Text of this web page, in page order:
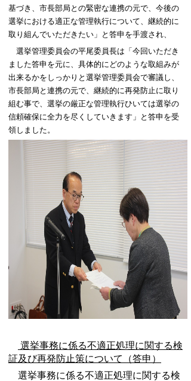
基づき、市長部局との緊密な連携の元で、今後の
選挙における適正な管理執行について、継続的に
取り組んでいただきたい」と答申を手渡され、
選挙管理委員会の平尾委員長は「今回いただき
ました答申を元に、具体的にどのような取組みが
出来るかをしっかりと選挙管理委員会で審議し、
市長部局と連携の元で、継続的に再発防止に取り
組む事で、選挙の厳正な管理執行ひいては選挙の
信頼確保に全力を尽くしていきます」と答申を受
領しました。
選挙事務に係る不適正処理に関する検
証及び再発防止策について（答申）
選挙事務に係る不適正処理に関する検